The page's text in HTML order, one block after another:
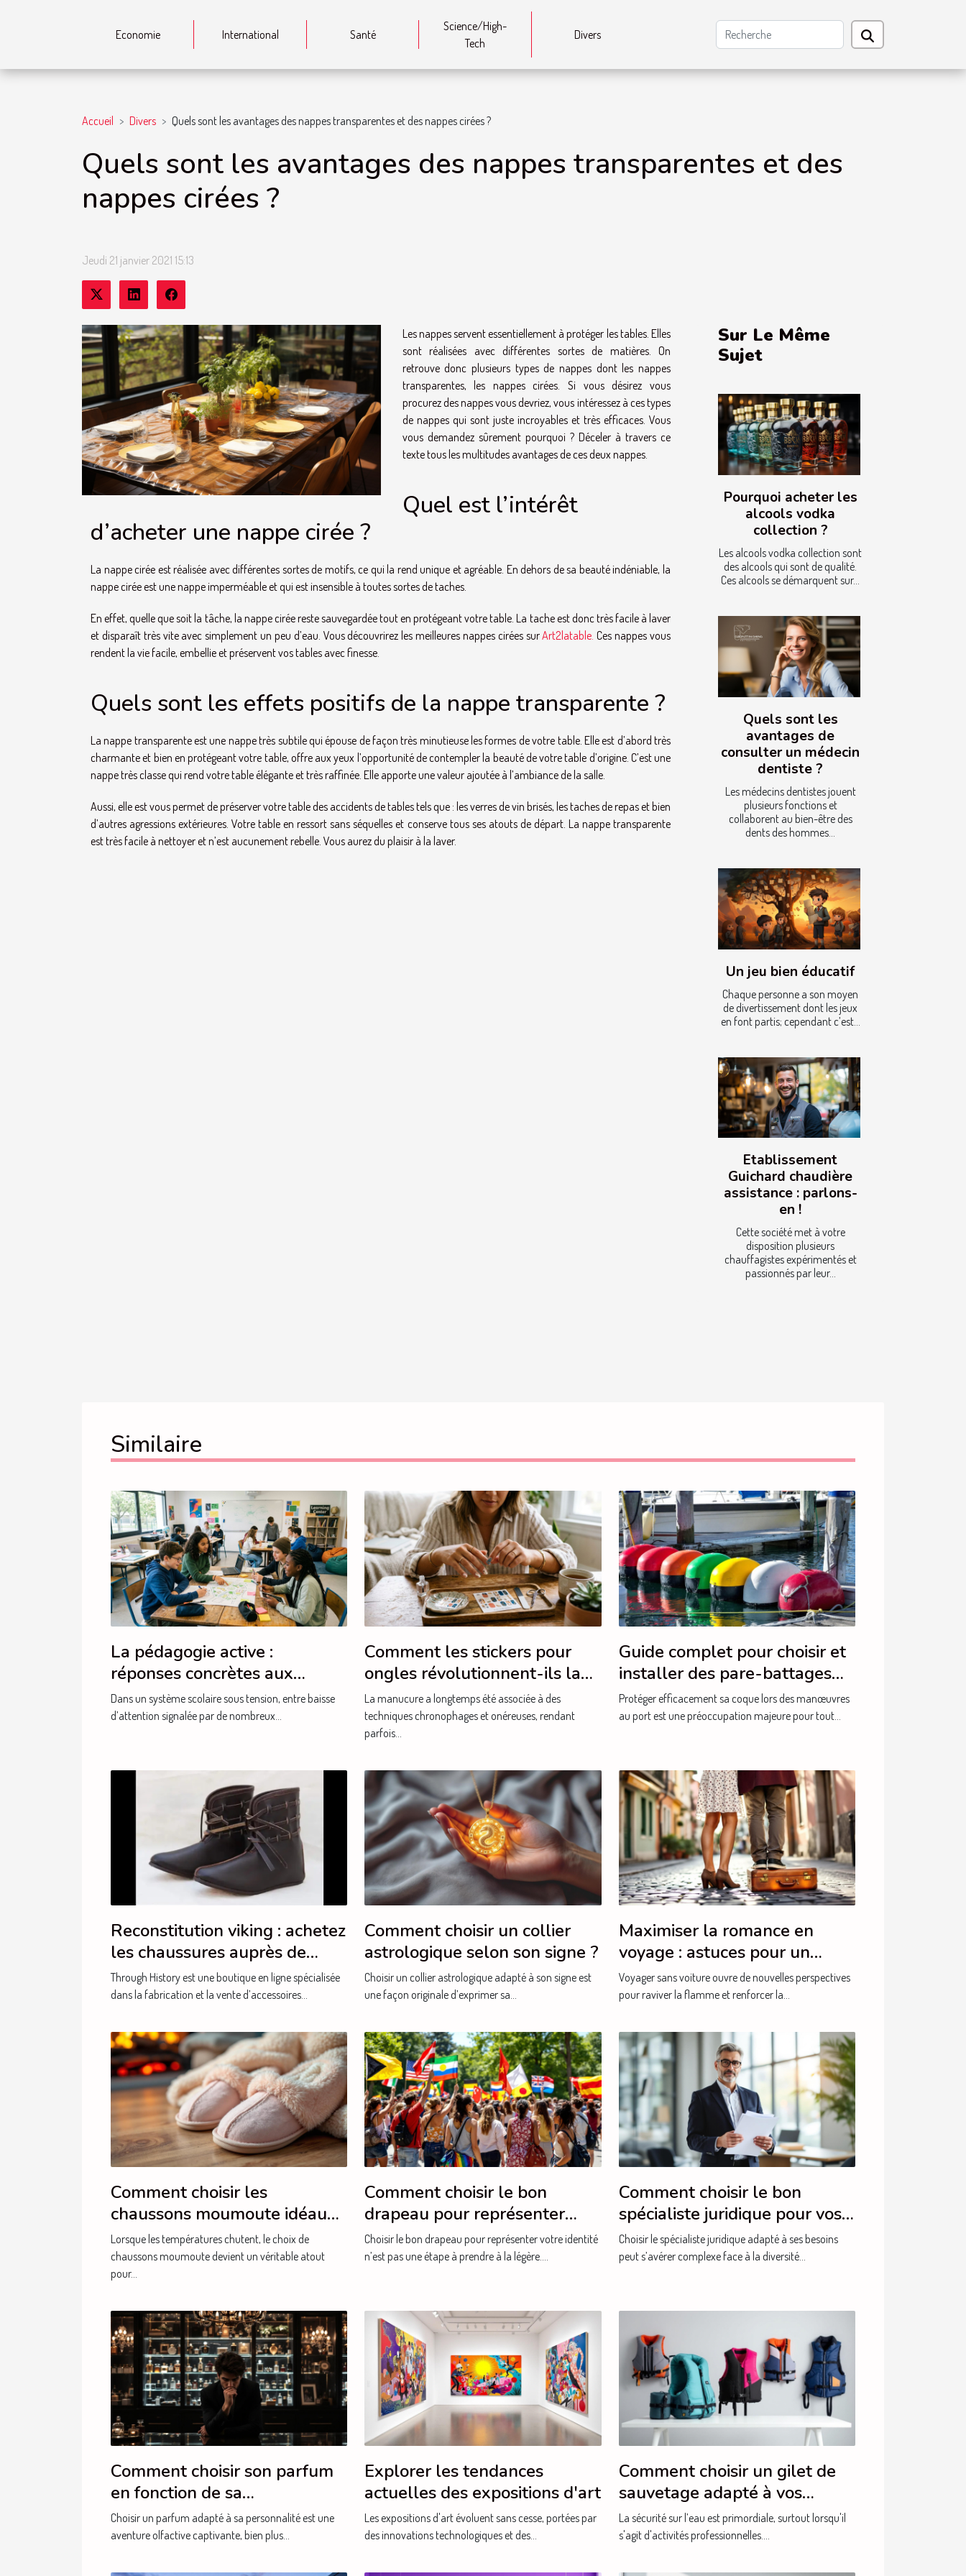
Economie International Santé
Science/High-
Tech
Divers
Accueil Divers Quels sont les avantages des nappes transparentes et des nappes cirées ?
Quels sont les avantages des nappes transparentes et des
nappes cirées ?
Jeudi 21 janvier 2021 15:13
Les nappes servent essentiellement à protéger les tables. Elles
sont réalisées avec différentes sortes de matières. On
retrouve donc plusieurs types de nappes dont les nappes
transparentes, les nappes cirées. Si vous désirez vous
procurez des nappes vous devriez, vous intéressez à ces types
de nappes qui sont juste incroyables et très efficaces. Vous
vous demandez sûrement pourquoi ? Déceler à travers ce
texte tous les multitudes avantages de ces deux nappes.
Quel est l’intérêt
d’acheter une nappe cirée ?
La nappe cirée est réalisée avec différentes sortes de motifs, ce qui la rend unique et agréable. En dehors de sa beauté indéniable, la
nappe cirée est une nappe imperméable et qui est insensible à toutes sortes de taches.
En effet, quelle que soit la tâche, la nappe cirée reste sauvegardée tout en protégeant votre table. La tache est donc très facile à laver
et disparaît très vite avec simplement un peu d’eau. Vous découvrirez les meilleures nappes cirées surArt2latable. Ces nappes vous
rendent la vie facile, embellie et préservent vos tables avec finesse.
Quels sont les effets positifs de la nappe transparente ?
La nappe transparente est une nappe très subtile qui épouse de façon très minutieuse les formes de votre table. Elle est d’abord très
charmante et bien en protégeant votre table, offre aux yeux l’opportunité de contempler la beauté de votre table d’origine. C’est une
nappe très classe qui rend votre table élégante et très raffinée. Elle apporte une valeur ajoutée à l’ambiance de la salle.
Aussi, elle est vous permet de préserver votre table des accidents de tables tels que : les verres de vin brisés, les taches de repas et bien
d’autres agressions extérieures. Votre table en ressort sans séquelles et conserve tous ses atouts de départ. La nappe transparente
est très facile à nettoyer et n’est aucunement rebelle. Vous aurez du plaisir à la laver.
Sur Le Même
Sujet
Pourquoi acheter les
alcools vodka
collection ?
Les alcools vodka collection sont
des alcools qui sont de qualité.
Ces alcools se démarquent sur...
Quels sont les
avantages de
consulter un médecin
dentiste ?
Les médecins dentistes jouent
plusieurs fonctions et
collaborent au bien-être des
dents des hommes...
Un jeu bien éducatif
Chaque personne a son moyen
de divertissement dont les jeux
en font partis; cependant c’est...
Etablissement
Guichard chaudière
assistance : parlons-
en !
Cette société met à votre
disposition plusieurs
chauffagistes expérimentés et
passionnés par leur...
Similaire
La pédagogie active :
réponses concrètes aux
besoins actuels des élèves
Dans un système scolaire sous tension, entre baisse
d’attention signalée par de nombreux...
Comment les stickers pour
ongles révolutionnent-ils la
manucure ?
La manucure a longtemps été associée à des
techniques chronophages et onéreuses, rendant
parfois...
Guide complet pour choisir et
installer des pare-battages
efficacement
Protéger efficacement sa coque lors des manœuvres
au port est une préoccupation majeure pour tout...
Reconstitution viking : achetez
les chaussures auprès de
Through History !
Through History est une boutique en ligne spécialisée
dans la fabrication et la vente d’accessoires...
Comment choisir un collier
astrologique selon son signe ?
Choisir un collier astrologique adapté à son signe est
une façon originale d’exprimer sa...
Maximiser la romance en
voyage : astuces pour un
séjour intime sans auto
Voyager sans voiture ouvre de nouvelles perspectives
pour raviver la flamme et renforcer la...
Comment choisir les
chaussons moumoute idéaux
pour l'hiver ?
Lorsque les températures chutent, le choix de
chaussons moumoute devient un véritable atout
pour...
Comment choisir le bon
drapeau pour représenter
votre identité ?
Choisir le bon drapeau pour représenter votre identité
n’est pas une étape à prendre à la légère....
Comment choisir le bon
spécialiste juridique pour vos
besoins ?
Choisir le spécialiste juridique adapté à ses besoins
peut s’avérer complexe face à la diversité...
Comment choisir son parfum
en fonction de sa
personnalité?
Choisir un parfum adapté à sa personnalité est une
aventure olfactive captivante, bien plus...
Explorer les tendances
actuelles des expositions d'art
Les expositions d'art évoluent sans cesse, portées par
des innovations technologiques et des...
Comment choisir un gilet de
sauvetage adapté à vos
besoins professionnels ?
La sécurité sur l’eau est primordiale, surtout lorsqu'il
s'agit d'activités professionnelles....